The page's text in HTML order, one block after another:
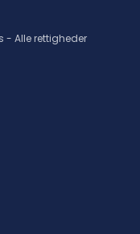
- Alle rettigheder